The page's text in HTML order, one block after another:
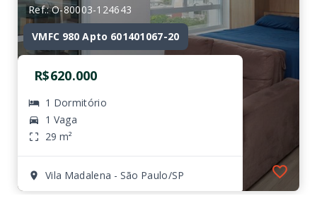
Ref.: O-80003-124643
VMFC 980 Apto 601401067-20
R$620.000
1 Dormitório
1 Vaga
29 m²
Vila Madalena - São Paulo/SP